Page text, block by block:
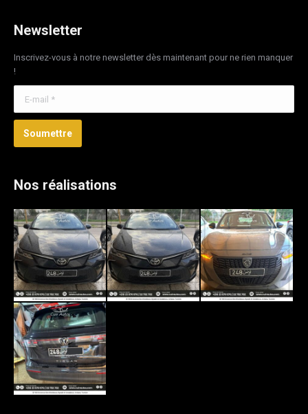
Newsletter
Inscrivez-vous à notre newsletter dès maintenant pour ne rien manquer
!
Soumettre
Nos réalisations